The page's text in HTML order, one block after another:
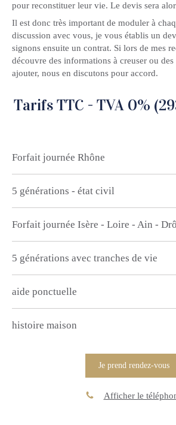
pour reconstituer leur vie. Le devis sera
Il est donc très important de moduler à
discussion avec vous, je vous établis un
signons ensuite un contrat. Si lors de mes
découvre des informations à creuser ou des
ajouter, nous en discutons pour accord.
Tarifs TTC - TVA 0%
Forfait journée Rhône
5 générations - état civil
Forfait journée Isère - Loire - Ain -
5 générations avec tranches de vie
aide ponctuelle
histoire maison
Je prend rendez-vous
Afficher le